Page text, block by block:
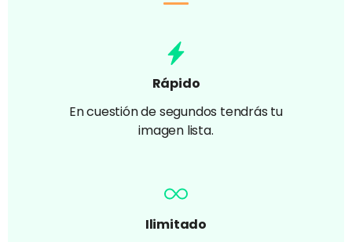
Rápido
En cuestión de segundos tendrás tu
imagen lista.
Ilimitado